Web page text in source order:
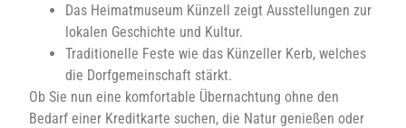
Das Heimatmuseum Künzell zeigt Ausstellungen zur
lokalen Geschichte und Kultur.
Traditionelle Feste wie das Künzeller Kerb, welches
die Dorfgemeinschaft stärkt.
Ob Sie nun eine komfortable Übernachtung ohne den
Bedarf einer Kreditkarte suchen, die Natur genießen oder